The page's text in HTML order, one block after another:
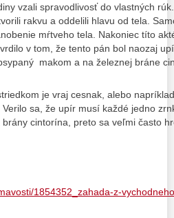
vzali spravodlivosť do vlastných
rakvu a oddelili hlavu od tela.
mŕtveho tela. Nakoniec títo
v tom, že tento pán bol naozaj
makom a na železnej bráne
je vraj cesnak, alebo
sa, že upír musí každé jedno
cintorína, preto sa veľmi často
1854352_zahada-z-